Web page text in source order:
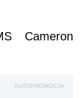
Cameron
AUTOPROMOCJA